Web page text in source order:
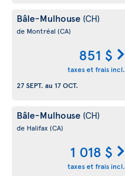
Bâle-Mulhouse (CH)
de Montréal (CA)
851 $
taxes et frais incl.
27 SEPT. au 17 OCT.
Bâle-Mulhouse (CH)
de Halifax (CA)
1 018 $
taxes et frais incl.